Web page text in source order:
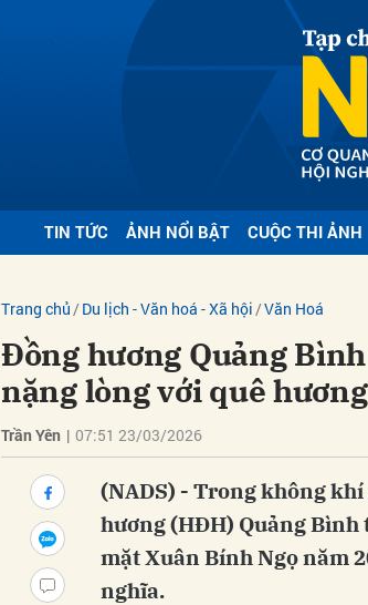
TIN TỨC ẢNH NỔI BẬT CUỘC THI ẢNH
Trang chủ Du lịch - Văn hoá - Xã hội Văn Hoá
Đồng hương Quảng
nặng lòng với quê hương
Trần Yên | 07:51 23/03/2026
(NADS) - Trong không
hương (HĐH) Quảng Bình
mặt Xuân Bính Ngọ năm
nghĩa.
Gửi bình